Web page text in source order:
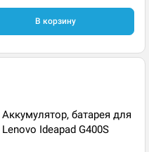
В корзину
Аккумулятор, батарея для
Lenovo Ideapad G400S